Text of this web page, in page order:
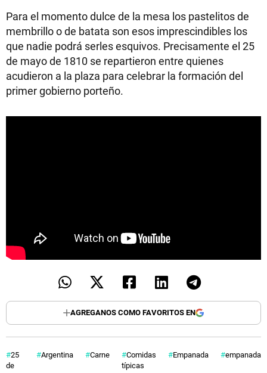
Para el momento dulce de la mesa los pastelitos de
membrillo o de batata son esos imprescindibles los
que nadie podrá serles esquivos. Precisamente el 25
de mayo de 1810 se repartieron entre quienes
acudieron a la plaza para celebrar la formación del
primer gobierno porteño.
AGREGANOS COMO FAVORITOS EN
25
de
Argentina Carne
Comidas
típicas
Empanada empanadas